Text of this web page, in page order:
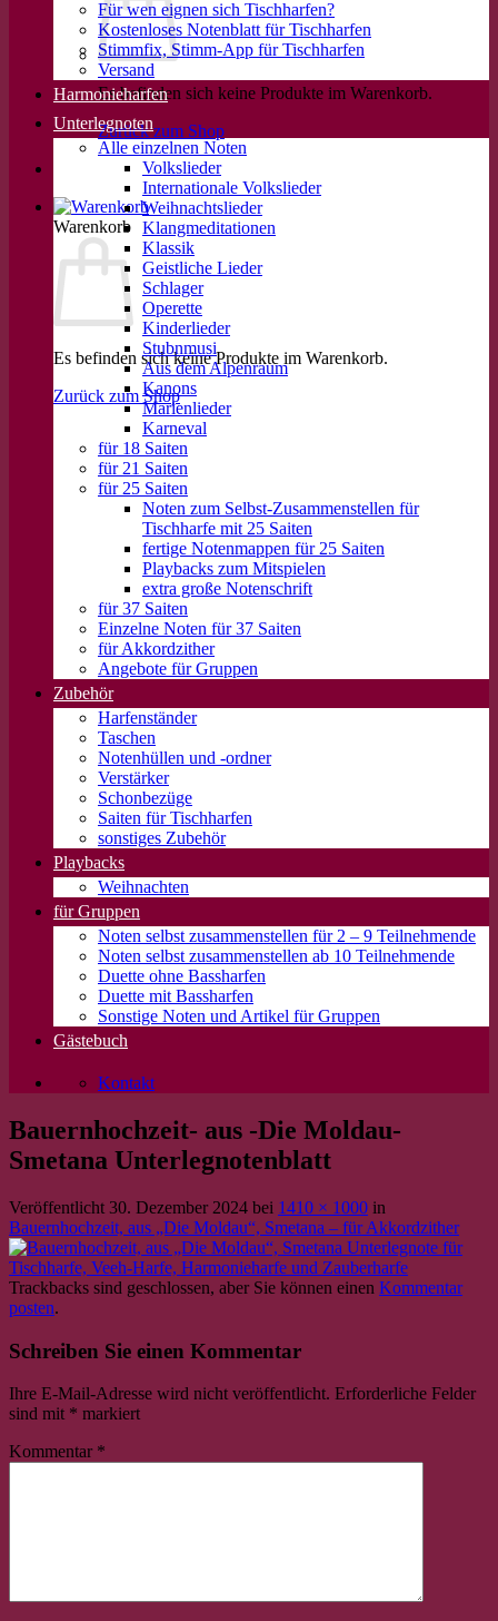
Es befinden sich keine Produkte im Warenkorb.
Zurück zum Shop
Warenkorb
Es befinden sich keine Produkte im Warenkorb.
Zurück zum Shop
Für wen eignen sich Tischharfen?
Kostenloses Notenblatt für Tischharfen
Stimmfix, Stimm-App für Tischharfen
Versand
Harmonieharfen
Unterlegnoten
Alle einzelnen Noten
Volkslieder
Internationale Volkslieder
Weihnachtslieder
Klangmeditationen
Klassik
Geistliche Lieder
Schlager
Operette
Kinderlieder
Stubnmusi
Aus dem Alpenraum
Kanons
Marienlieder
Karneval
für 18 Saiten
für 21 Saiten
für 25 Saiten
Noten zum Selbst-Zusammenstellen für
Tischharfe mit 25 Saiten
fertige Notenmappen für 25 Saiten
Playbacks zum Mitspielen
extra große Notenschrift
für 37 Saiten
Einzelne Noten für 37 Saiten
für Akkordzither
Angebote für Gruppen
Zubehör
Harfenständer
Taschen
Notenhüllen und -ordner
Verstärker
Schonbezüge
Saiten für Tischharfen
sonstiges Zubehör
Playbacks
Weihnachten
für Gruppen
Noten selbst zusammenstellen für 2 – 9 Teilnehmende
Noten selbst zusammenstellen ab 10 Teilnehmende
Duette ohne Bassharfen
Duette mit Bassharfen
Sonstige Noten und Artikel für Gruppen
Gästebuch
Kontakt
Bauernhochzeit- aus -Die Moldau-
Smetana Unterlegnotenblatt
Veröffentlicht 30. Dezember 2024 bei 1410 × 1000 in
Bauernhochzeit, aus „Die Moldau“, Smetana – für Akkordzither
Trackbacks sind geschlossen, aber Sie können einen Kommentar
posten.
Schreiben Sie einen Kommentar
Ihre E-Mail-Adresse wird nicht veröffentlicht. Erforderliche Felder
sind mit * markiert
Kommentar *